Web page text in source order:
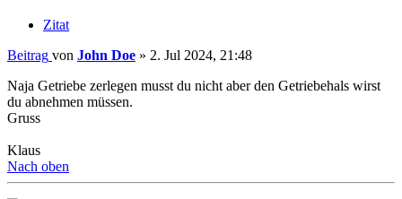
Zitat
Beitrag von John Doe » 2. Jul 2024, 21:48
Naja Getriebe zerlegen musst du nicht aber den Getriebehals wirst
du abnehmen müssen.
Gruss
Klaus
Nach oben